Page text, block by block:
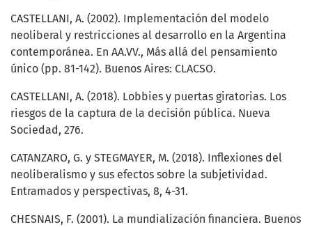
CASTELLANI, A. (2002). Implementación del modelo
neoliberal y restricciones al desarrollo en la Argentina
contemporánea. En AA.VV., Más allá del pensamiento
único (pp. 81-142). Buenos Aires: CLACSO.
CASTELLANI, A. (2018). Lobbies y puertas giratorias. Los
riesgos de la captura de la decisión pública. Nueva
Sociedad, 276.
CATANZARO, G. y STEGMAYER, M. (2018). Inflexiones del
neoliberalismo y sus efectos sobre la subjetividad.
Entramados y perspectivas, 8, 4-31.
CHESNAIS, F. (2001). La mundialización financiera. Buenos